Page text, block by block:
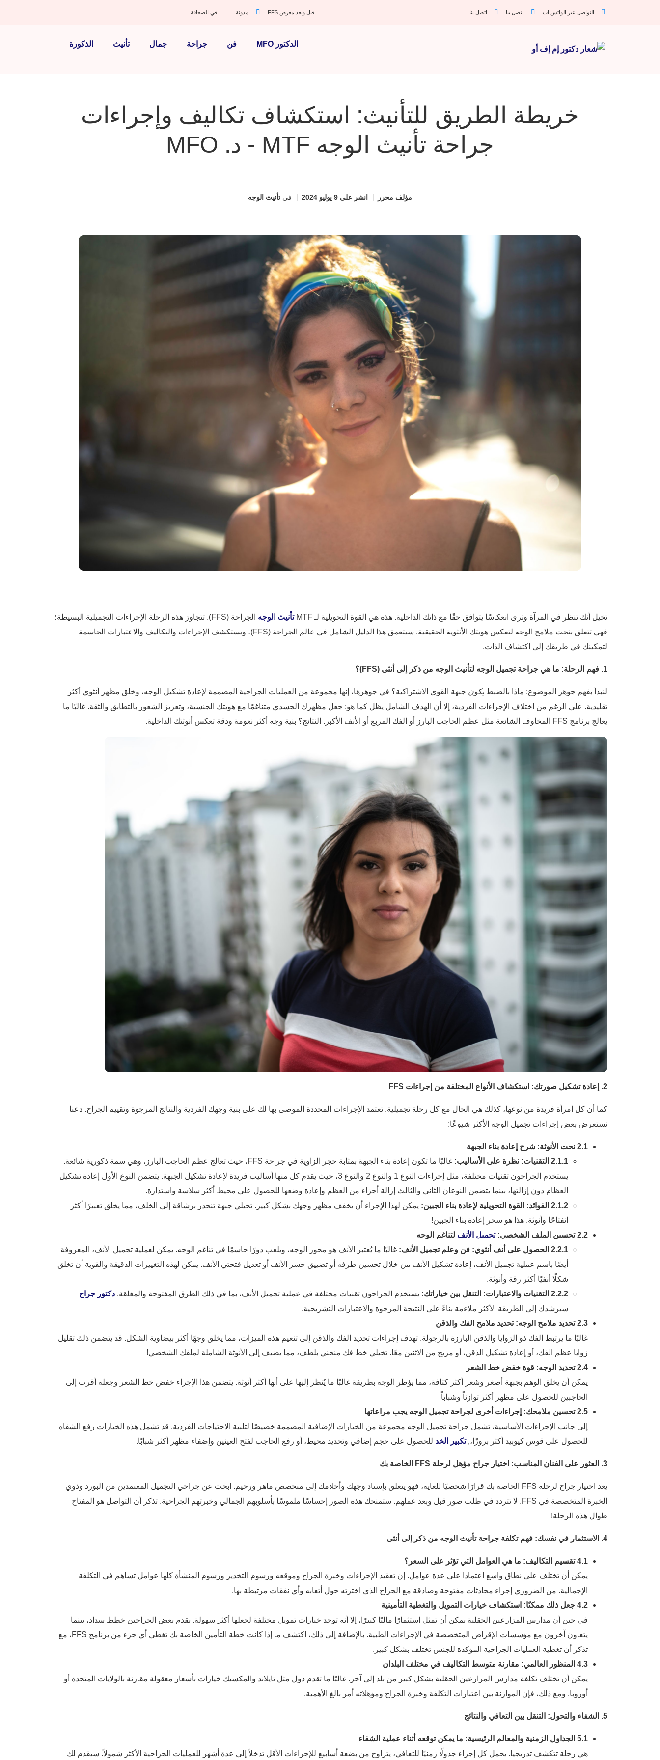
التواصل عبر الواتس اب اتصل بنا اتصل بنا قبل وبعد معرض FFS مدونة في الصحافة
الدكتور MFO فن جراحة جمال تأنيث الذكورة
خريطة الطريق للتأنيث: استكشاف تكاليف وإجراءات
جراحة تأنيث الوجه MTF - د. MFO
مؤلف محرر انشر على في تأنيث الوجه
تخيل أنك تنظر في المرآة وترى انعكاسًا يتوافق حقًا مع ذاتك الداخلية. هذه هي القوة التحويلية لـ MTF تأنيث الوجه
الجراحة (FFS). تتجاوز هذه الرحلة الإجراءات التجميلية البسيطة؛
فهي تتعلق بنحت ملامح الوجه لتعكس هويتك الأنثوية الحقيقية. سيتعمق هذا الدليل الشامل في عالم الجراحة (FFS)، ويستكشف الإجراءات والتكاليف والاعتبارات الحاسمة
لتمكينك في طريقك إلى اكتشاف الذات.
1. فهم الرحلة: ما هي جراحة تجميل الوجه لتأنيث الوجه من ذكر إلى أنثى (FFS)؟
لنبدأ بفهم جوهر الموضوع: ماذا بالضبط يكون جبهة القوى الاشتراكية؟ في جوهرها، إنها مجموعة من العمليات الجراحية المصممة لإعادة تشكيل الوجه، وخلق مظهر أنثوي أكثر
تقليدية. على الرغم من اختلاف الإجراءات الفردية، إلا أن الهدف الشامل يظل كما هو: جعل مظهرك الجسدي متناغمًا مع هويتك الجنسية، وتعزيز الشعور بالتطابق والثقة. غالبًا ما
يعالج برنامج FFS المخاوف الشائعة مثل عظم الحاجب البارز أو الفك المربع أو الأنف الأكبر. النتائج؟ بنية وجه أكثر نعومة ودقة تعكس أنوثتك الداخلية.
2. إعادة تشكيل صورتك: استكشاف الأنواع المختلفة من إجراءات FFS
كما أن كل امرأة فريدة من نوعها، كذلك هي الحال مع كل رحلة تجميلية. تعتمد الإجراءات المحددة الموصى بها لك على بنية وجهك الفردية والنتائج المرجوة وتقييم الجراح. دعنا
نستعرض بعض إجراءات تجميل الوجه الأكثر شيوعًا:
2.1 نحت الأنوثة: شرح إعادة بناء الجبهة
2.1.1 التقنيات: نظرة على الأساليب:
غالبًا ما تكون إعادة بناء الجبهة بمثابة حجر الزاوية في جراحة FFS، حيث تعالج عظم الحاجب البارز، وهي سمة ذكورية شائعة.
يستخدم الجراحون تقنيات مختلفة، مثل إجراءات النوع 1 والنوع 2 والنوع 3، حيث يقدم كل منها أساليب فريدة لإعادة تشكيل الجبهة. يتضمن النوع الأول إعادة تشكيل
العظام دون إزالتها، بينما يتضمن النوعان الثاني والثالث إزالة أجزاء من العظم وإعادة وضعها للحصول على محيط أكثر سلاسة واستدارة.
2.1.2 الفوائد: القوة التحويلية لإعادة بناء الجبين:
يمكن لهذا الإجراء أن يخفف مظهر وجهك بشكل كبير. تخيلي جبهة تنحدر برشاقة إلى الخلف، مما يخلق تعبيرًا أكثر
انفتاحًا وأنوثة. هذا هو سحر إعادة بناء الجبين!
2.2 تحسين الملف الشخصي:
تجميل الأنف لتناغم الوجه
2.2.1 الحصول على أنف أنثوي: فن وعلم تجميل الأنف:
غالبًا ما يُعتبر الأنف هو محور الوجه، ويلعب دورًا حاسمًا في تناغم الوجه. يمكن لعملية تجميل الأنف، المعروفة
أيضًا باسم عملية تجميل الأنف، إعادة تشكيل الأنف من خلال تحسين طرفه أو تضييق جسر الأنف أو تعديل فتحتي الأنف. يمكن لهذه التغييرات الدقيقة والقوية أن تخلق
شكلًا أنفيًا أكثر رقة وأنوثة.
2.2.2 التقنيات والاعتبارات: التنقل بين خياراتك:
يستخدم الجراحون تقنيات مختلفة في عملية تجميل الأنف، بما في ذلك الطرق المفتوحة والمغلقة. دكتور جراح
سيرشدك إلى الطريقة الأكثر ملاءمة بناءً على النتيجة المرجوة والاعتبارات التشريحية.
2.3 تحديد ملامح الوجه: تحديد ملامح الفك والذقن
غالبًا ما يرتبط الفك ذو الزوايا والذقن البارزة بالرجولة. تهدف إجراءات تحديد الفك والذقن إلى تنعيم هذه الميزات، مما يخلق وجهًا أكثر بيضاوية الشكل. قد يتضمن ذلك تقليل
زوايا عظم الفك، أو إعادة تشكيل الذقن، أو مزيج من الاثنين معًا. تخيلي خط فك منحني بلطف، مما يضيف إلى الأنوثة الشاملة لملفك الشخصي!
2.4 تحديد الوجه: قوة خفض خط الشعر
يمكن أن يخلق الوهم بجبهة أصغر وشعر أكثر كثافة، مما يؤطر الوجه بطريقة غالبًا ما يُنظر إليها على أنها أكثر أنوثة. يتضمن هذا الإجراء خفض خط الشعر وجعله أقرب إلى
الحاجبين للحصول على مظهر أكثر توازناً وشباباً.
2.5 تحسين ملامحك: إجراءات أخرى لجراحة تجميل الوجه يجب مراعاتها
إلى جانب الإجراءات الأساسية، تشمل جراحة تجميل الوجه مجموعة من الخيارات الإضافية المصممة خصيصًا لتلبية الاحتياجات الفردية. قد تشمل هذه الخيارات رفع الشفاه
للحصول على قوس كيوبيد أكثر بروزًا،,تكبير الخد للحصول على حجم إضافي وتحديد محيط، أو رفع الحاجب لفتح العينين وإضفاء مظهر أكثر شبابًا.
3. العثور على الفنان المناسب: اختيار جراح مؤهل لرحلة FFS الخاصة بك
يعد اختيار جراح لرحلة FFS الخاصة بك قرارًا شخصيًا للغاية، فهو يتعلق بإسناد وجهك وأحلامك إلى متخصص ماهر ورحيم. ابحث عن جراحي التجميل المعتمدين من البورد وذوي
الخبرة المتخصصة في FFS. لا تتردد في طلب صور قبل وبعد عملهم. ستمنحك هذه الصور إحساسًا ملموسًا بأسلوبهم الجمالي وخبرتهم الجراحية. تذكر أن التواصل هو المفتاح
طوال هذه الرحلة!
4. الاستثمار في نفسك: فهم تكلفة جراحة تأنيث الوجه من ذكر إلى أنثى
4.1 تقسيم التكاليف: ما هي العوامل التي تؤثر على السعر؟
يمكن أن تختلف على نطاق واسع اعتمادا على عدة عوامل. إن تعقيد الإجراءات وخبرة الجراح وموقعه ورسوم التخدير ورسوم المنشأة كلها عوامل تساهم في التكلفة
الإجمالية. من الضروري إجراء محادثات مفتوحة وصادقة مع الجراح الذي اخترته حول أتعابه وأي نفقات مرتبطة بها.
4.2 جعل ذلك ممكنًا: استكشاف خيارات التمويل والتغطية التأمينية
في حين أن مدارس المزارعين الحقلية يمكن أن تمثل استثمارًا ماليًا كبيرًا، إلا أنه توجد خيارات تمويل مختلفة لجعلها أكثر سهولة. يقدم بعض الجراحين خطط سداد، بينما
يتعاون آخرون مع مؤسسات الإقراض المتخصصة في الإجراءات الطبية. بالإضافة إلى ذلك، اكتشف ما إذا كانت خطة التأمين الخاصة بك تغطي أي جزء من برنامج FFS، مع
تذكر أن تغطية العمليات الجراحية المؤكدة للجنس تختلف بشكل كبير.
4.3 المنظور العالمي: مقارنة متوسط التكاليف في مختلف البلدان
يمكن أن تختلف تكلفة مدارس المزارعين الحقلية بشكل كبير من بلد إلى آخر. غالبًا ما تقدم دول مثل تايلاند والمكسيك خيارات بأسعار معقولة مقارنة بالولايات المتحدة أو
أوروبا. ومع ذلك، فإن الموازنة بين اعتبارات التكلفة وخبرة الجراح ومؤهلاته أمر بالغ الأهمية.
5. الشفاء والتحول: التنقل بين التعافي والنتائج
5.1 الجداول الزمنية والمعالم الرئيسية: ما يمكن توقعه أثناء عملية الشفاء
هي رحلة تتكشف تدريجيا. يحمل كل إجراء جدولًا زمنيًا للتعافي، يتراوح من بضعة أسابيع للإجراءات الأقل تدخلاً إلى عدة أشهر للعمليات الجراحية الأكثر شمولاً. سيقدم لك